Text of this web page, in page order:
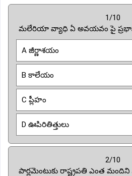
1/10
మలేరియా వ్యాధి ఏ అవయవం పై
A జీర్ణాశయం
B కాలేయం
C ప్లీహం
D ఊపిరితిత్తులు
2/10
పార్లమెంటుకు రాష్ట్రపతి ఎంత